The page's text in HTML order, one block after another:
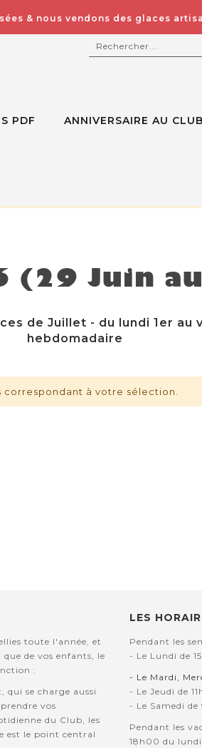
& nous vendons des glaces
RECHERCHER
PDF ANNIVERSAIRE AU CLUB
la place
(29 Juin
de Juillet - du lundi 1er au
hebdomadaire
à votre sélection.
toute l'année, et
de vos enfants, le
:
qui se charge aussi
vos
du Club, les
est le point central
LES
Pendant les
- Le Lundi de
- Le Mardi,
- Le Jeudi de
- Le Samedi de
Pendant les
18h00 du